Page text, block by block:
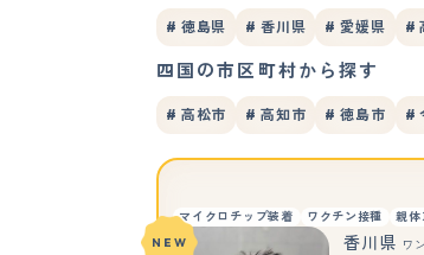
# 徳島県 # 香川県 # 愛媛県 #
四国の市区町村から探す
# 高松市 # 高知市 # 徳島市 #
マイクロチップ装着 ワクチン接種 親体
NEW 香川県 ワ